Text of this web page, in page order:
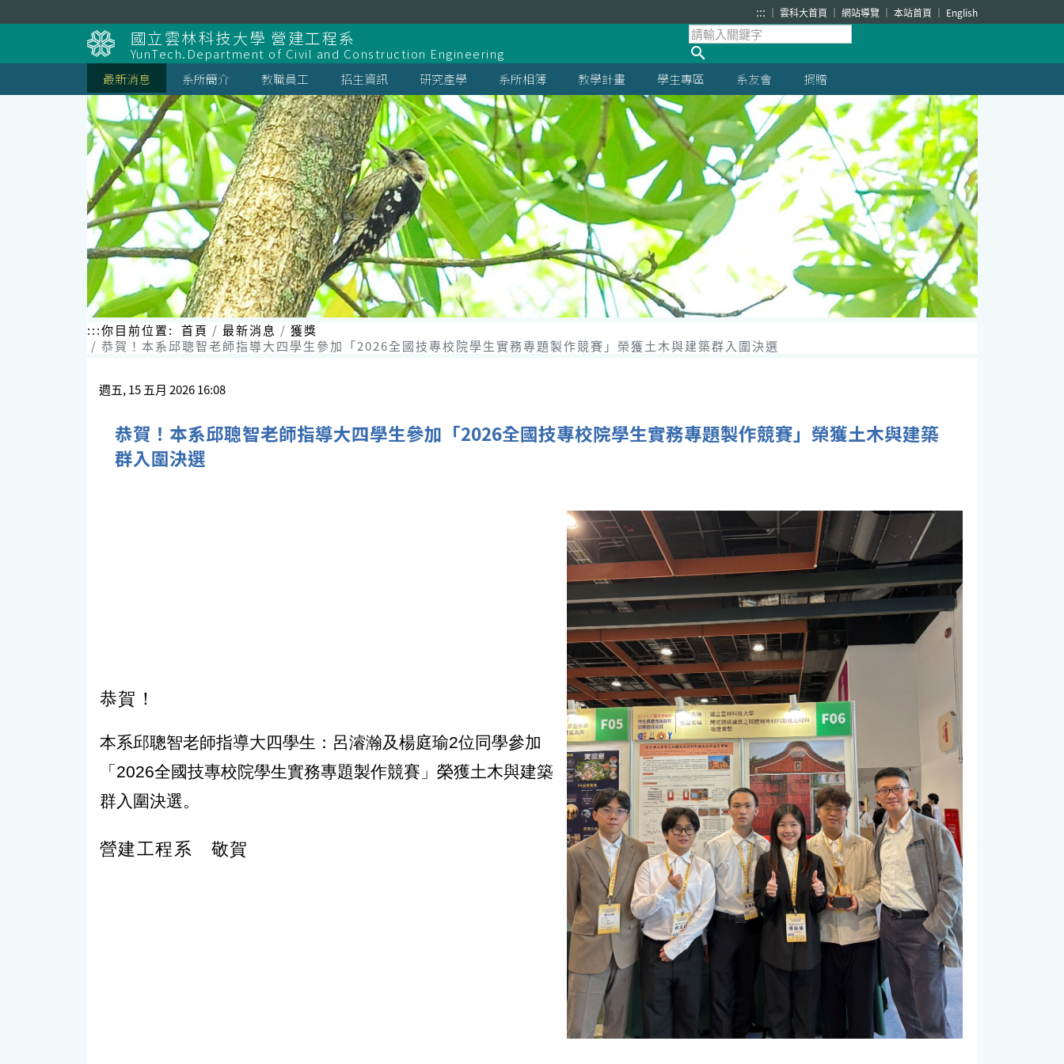
到
::: 雲科大首頁 網站導覽 本站首頁 English
國立雲林科技大學 營建工程系
YunTech.Department of Civil and Construction Engineering
最新消息
系所簡介 教職員工 招生資訊 研究產學 系所相簿 教學計畫 學生專區 系友會 捐贈
:::你目前位置: 首頁 最新消息
獲獎
恭賀！本系邱聰智老師指導大四學生參加「2026全國技專校院學生實務專題製作競賽」榮獲土木與建築群入圍決選
週五, 15 五月 2026 16:08
恭賀！本系邱聰智老師指導大四學生參加「2026全國技專校院學生實務專題製作競賽」榮獲土木與建築
群入圍決選
恭賀！
本系邱聰智老師指導大四學生：呂濬瀚及楊庭瑜2位同學參加
「2026全國技專校院學生實務專題製作競賽」榮獲土木與建築
群入圍決選。
營建工程系 敬賀